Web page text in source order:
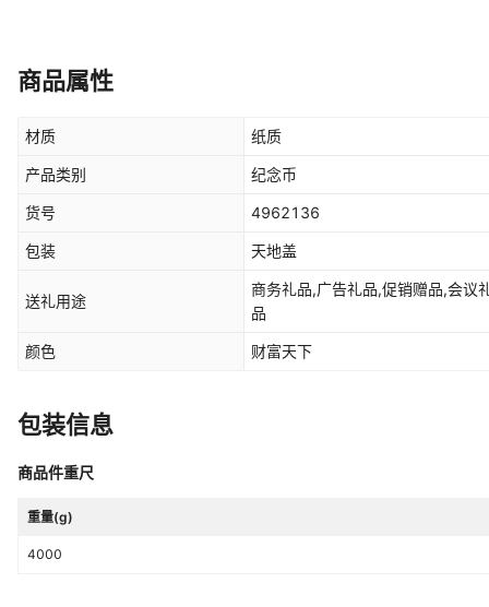
商品属性
材质 纸质
产品类别 纪念币
货号 4962136
包装 天地盖
送礼用途
商务礼品,广告礼品,促销赠品,会议
品
颜色 财富天下
包装信息
商品件重尺
重量(g)
4000